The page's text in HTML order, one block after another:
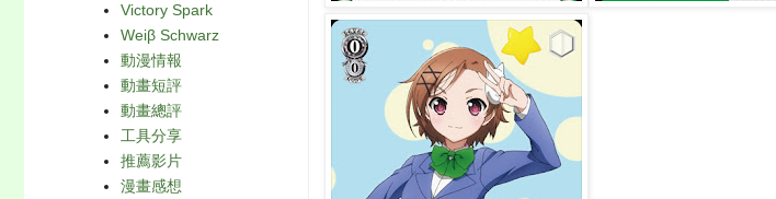
Victory Spark
Weiβ Schwarz
動漫情報
動畫短評
動畫總評
工具分享
推薦影片
漫畫感想